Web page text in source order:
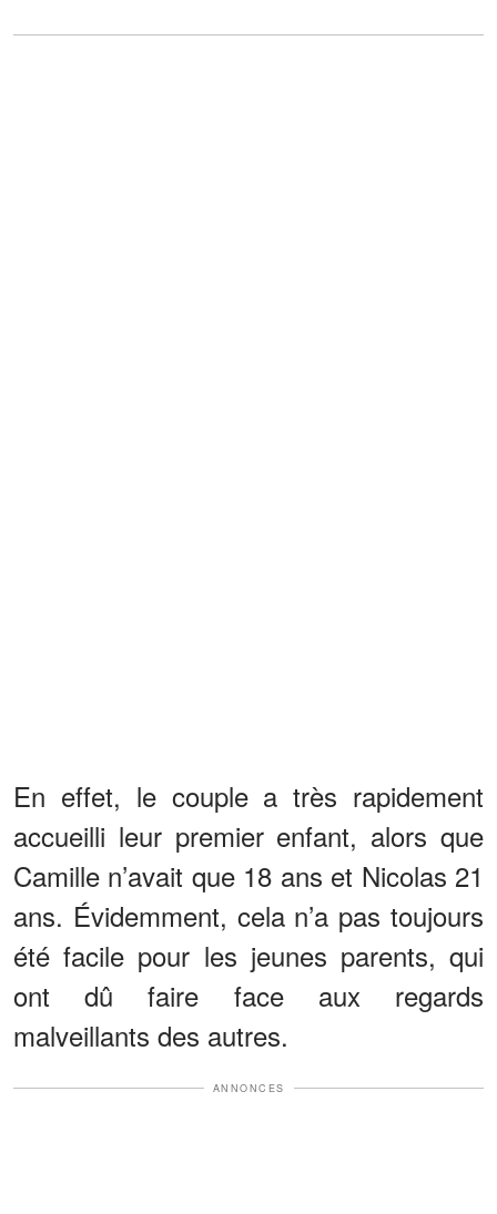
En effet, le couple a très rapidement
accueilli leur premier enfant, alors que
Camille n’avait que 18 ans et Nicolas 21
ans. Évidemment, cela n’a pas toujours
été facile pour les jeunes parents, qui
ont dû faire face aux regards
malveillants des autres.
ANNONCES